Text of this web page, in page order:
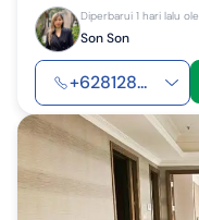
Diperbarui 1 hari lalu
Son Son
+628128...